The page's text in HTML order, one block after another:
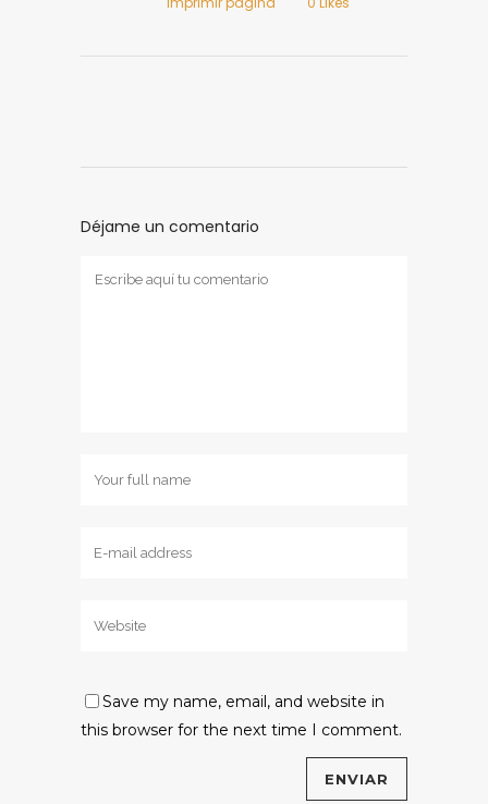
Déjame un comentario
Save my name, email, and website in
this browser for the next time I comment.